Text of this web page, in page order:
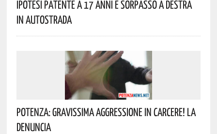
Ipotesi Patente A 17 Anni E Sorpasso A Destra
In Autostrada
Potenza: Gravissima Aggressione In Carcere! La
Denuncia